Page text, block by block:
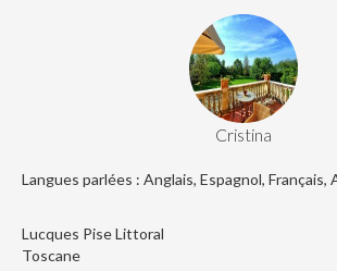
Cristina
Langues parlées : Anglais, Espagnol, Français,
Lucques Pise Littoral
Toscane